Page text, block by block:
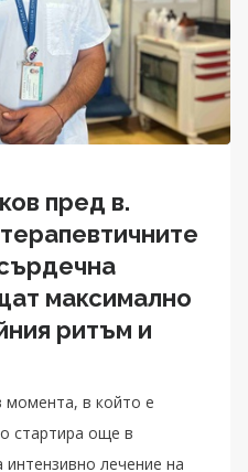
пред в.
максимално
ритъм и
момента, в който е
стартира още в
интензивно лечение на